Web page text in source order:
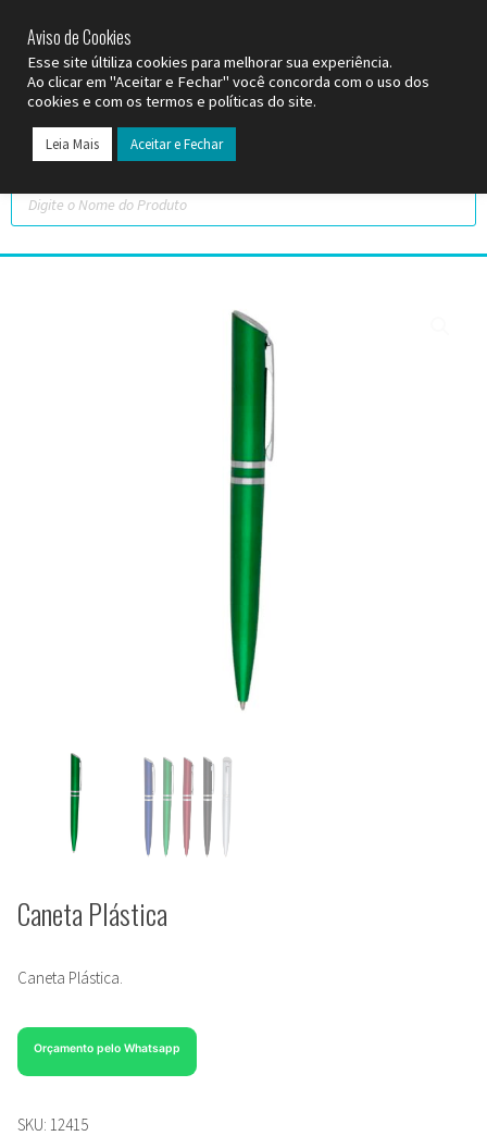
Caneta Plástica
Caneta Plástica.
Orçamento pelo Whatsapp
SKU: 12415
Aviso de Cookies
Esse site últiliza cookies para melhorar sua experiência.
Ao clicar em "Aceitar e Fechar" você concorda com o uso dos
cookies e com os termos e políticas do site.
Leia Mais Aceitar e Fechar